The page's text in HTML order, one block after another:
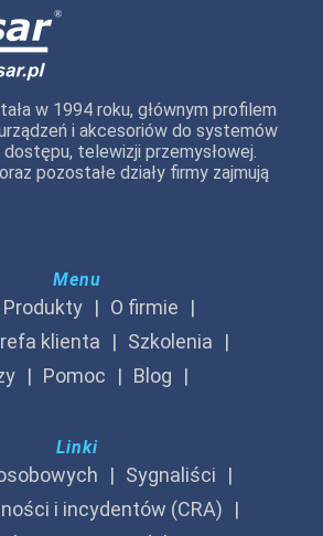
w 1994 roku, głównym profilem
i akcesoriów do systemów
telewizji przemysłowej.
pozostałe działy firmy zajmują
Menu
Produkty
O firmie
klienta
Szkolenia
Pomoc Blog
Linki
Sygnaliści
i incydentów (CRA)